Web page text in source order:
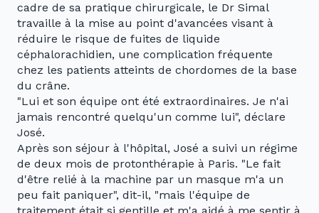
cadre de sa pratique chirurgicale, le Dr Simal
travaille à la mise au point d'avancées visant à
réduire le risque de fuites de liquide
céphalorachidien, une complication fréquente
chez les patients atteints de chordomes de la base
du crâne.
"Lui et son équipe ont été extraordinaires. Je n'ai
jamais rencontré quelqu'un comme lui", déclare
José.
Après son séjour à l'hôpital, José a suivi un régime
de deux mois de protonthérapie à Paris. "Le fait
d'être relié à la machine par un masque m'a un
peu fait paniquer", dit-il, "mais l'équipe de